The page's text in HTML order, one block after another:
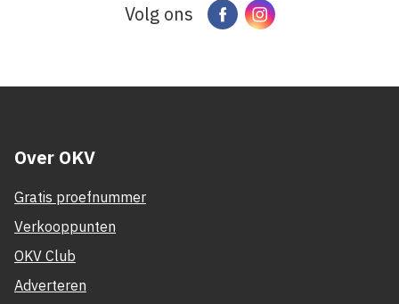
Volg ons FacebookInstagram
Over OKV
Gratis proefnummer
Verkooppunten
OKV Club
Adverteren